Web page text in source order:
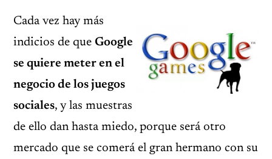
Cada vez hay más
indicios de que Google
se quiere meter en el
negocio de los juegos
sociales, y las muestras
de ello dan hasta miedo, porque será otro
mercado que se comerá el gran hermano con su